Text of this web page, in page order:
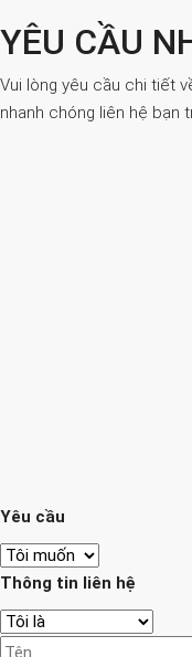
YÊU CẦU
Vui lòng yêu cầu chi tiết
nhanh chóng liên hệ bạn
Yêu cầu
Thông tin liên hệ